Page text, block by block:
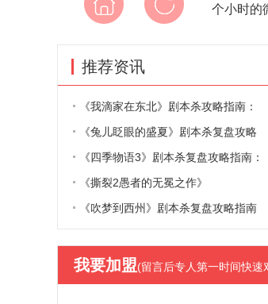
个小时的
推荐资讯
《我滴家在东北》剧本杀攻略指南：
《兔儿眨眼的盛夏》剧本杀复盘攻略
《四季物语3》剧本杀复盘攻略指南：
《撕裂2愚者的无冕之作》
《吹梦到西州》剧本杀复盘攻略指南
我要加盟(留言后专人第一时间快速